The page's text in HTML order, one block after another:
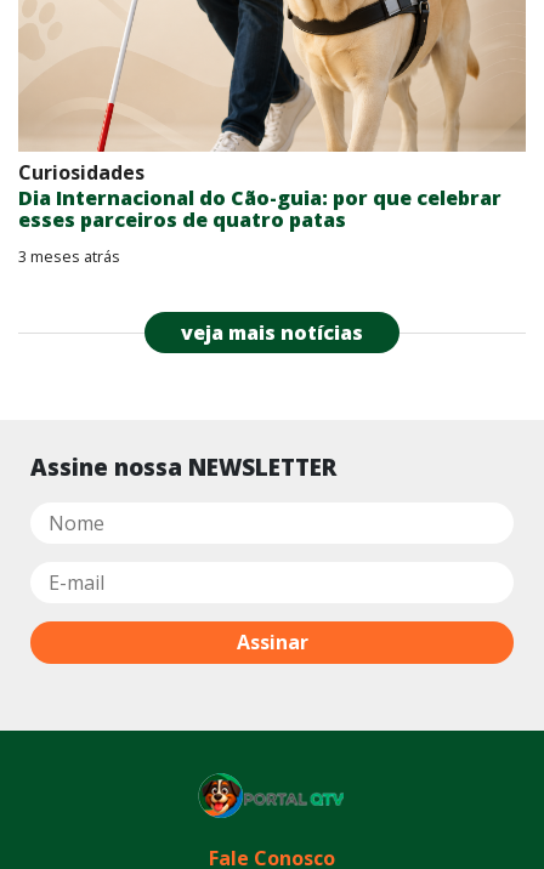
Curiosidades
Dia Internacional do Cão-guia: por que celebrar
esses parceiros de quatro patas
3 meses atrás
veja mais notícias
Assine nossa NEWSLETTER
Fale Conosco